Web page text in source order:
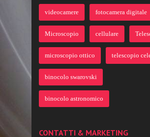
videocamere fotocamera digitale
Microscopio cellulare
microscopio ottico telescopio
binocolo swarovski
binocolo astronomico
CONTATTI & MARKETING